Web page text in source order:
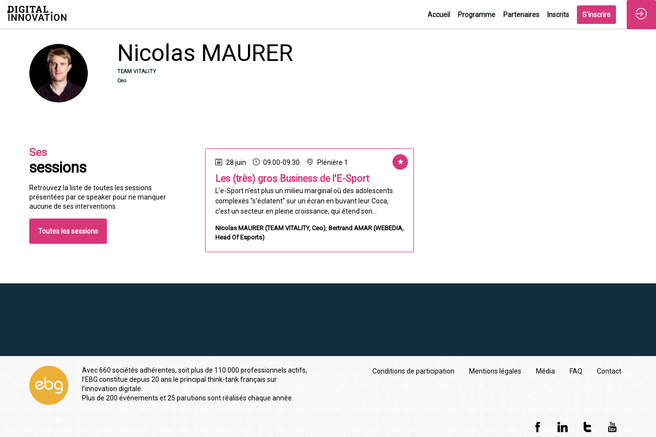
Accueil Programme Partenaires Inscrits S'inscrire
NM
Nicolas MAURER
TEAM VITALITY
Ceo
Ses
sessions
Retrouvez la liste de toutes les sessions
présentées par ce speaker pour ne manquer
aucune de ses interventions.
Toutes les sessions
28 juin 09:00-09:30 Plénière 1
Les (très) gros Business de l'E-Sport
L'e-Sport n'est plus un milieu marginal où des adolescents
complexés "s'éclatent" sur un écran en buvant leur Coca,
c'est un secteur en pleine croissance, qui étend son...
Nicolas MAURER (TEAM VITALITY, Ceo) Bertrand AMAR (WEBEDIA,
Head Of Esports)
Avec 660 sociétés adhérentes, soit plus de 110 000 professionnels actifs,
l’EBG constitue depuis 20 ans le principal think-tank français sur
l’innovation digitale.
Plus de 200 événements et 25 parutions sont réalisés chaque année.
Conditions de participation Mentions légales Média FAQ Contact